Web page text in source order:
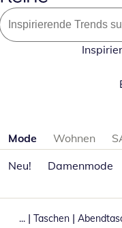
Produktkategorien
Mode Wohnen
Neu!
Damenmode
... | Taschen |